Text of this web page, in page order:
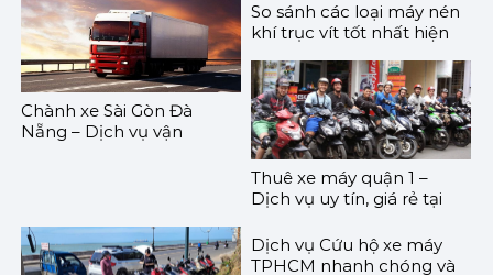
Chành xe Sài Gòn Đà
Nẵng – Dịch vụ vận
So sánh các loại máy nén
khí trục vít tốt nhất hiện
Thuê xe máy quận 1 –
Dịch vụ uy tín, giá rẻ tại
Dịch vụ Cứu hộ xe máy
TPHCM nhanh chóng và